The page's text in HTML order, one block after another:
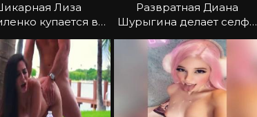
Лиза
купается в
пруду
Развратная Диана
Шурыгина делает селфи
и дрочит